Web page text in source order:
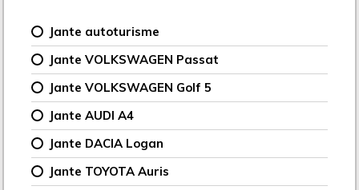
Jante autoturisme
Jante VOLKSWAGEN Passat
Jante VOLKSWAGEN Golf 5
Jante AUDI A4
Jante DACIA Logan
Jante TOYOTA Auris